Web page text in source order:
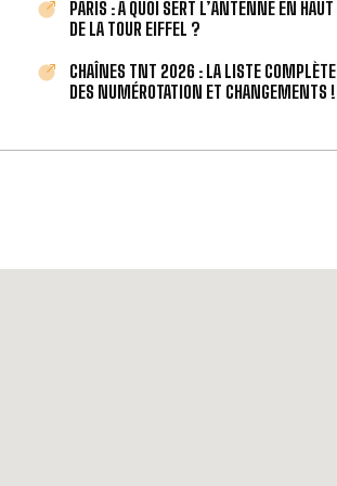
PARIS : À QUOI SERT L’ANTENNE EN HAUT
DE LA TOUR EIFFEL ?
CHAÎNES TNT 2026 : LA LISTE COMPLÈTE
DES NUMÉROTATION ET CHANGEMENTS !